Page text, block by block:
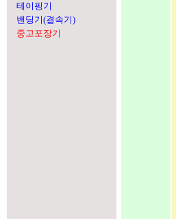
테이핑기
밴딩기(결속기)
중고포장기